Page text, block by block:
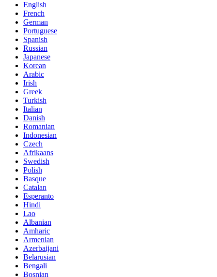
English
French
German
Portuguese
Spanish
Russian
Japanese
Korean
Arabic
Irish
Greek
Turkish
Italian
Danish
Romanian
Indonesian
Czech
Afrikaans
Swedish
Polish
Basque
Catalan
Esperanto
Hindi
Lao
Albanian
Amharic
Armenian
Azerbaijani
Belarusian
Bengali
Bosnian